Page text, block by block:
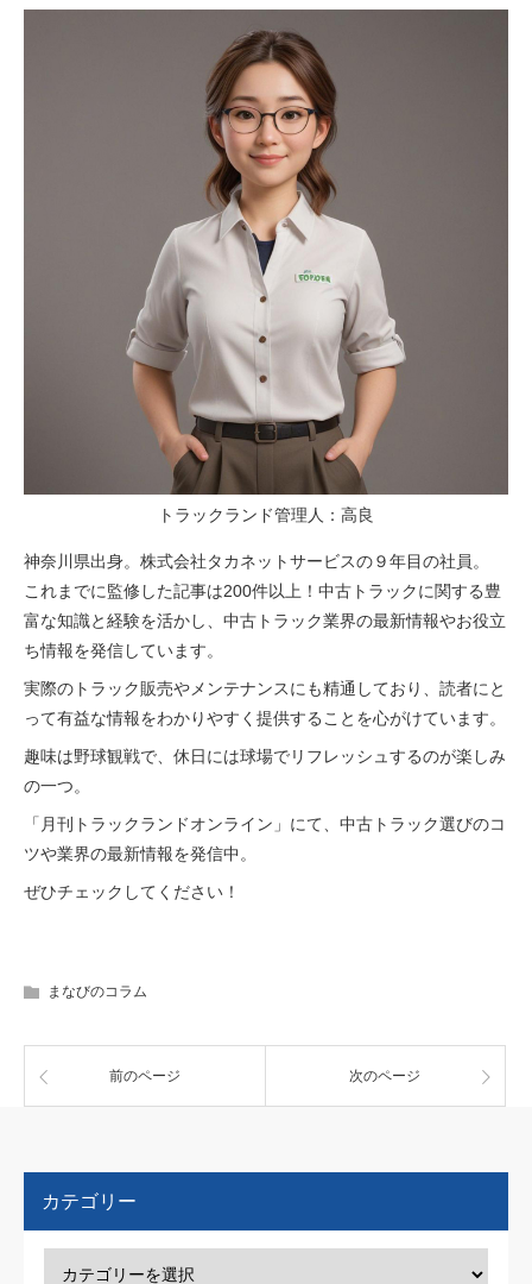
トラックランド管理人：高良
神奈川県出身。株式会社タカネットサービスの９年目の社員。
これまでに監修した記事は200件以上！中古トラックに関する豊
富な知識と経験を活かし、中古トラック業界の最新情報やお役立
ち情報を発信しています。
実際のトラック販売やメンテナンスにも精通しており、読者にと
って有益な情報をわかりやすく提供することを心がけています。
趣味は野球観戦で、休日には球場でリフレッシュするのが楽しみ
の一つ。
「月刊トラックランドオンライン」にて、中古トラック選びのコ
ツや業界の最新情報を発信中。
ぜひチェックしてください！
まなびのコラム
前のページ 次のページ
カテゴリー